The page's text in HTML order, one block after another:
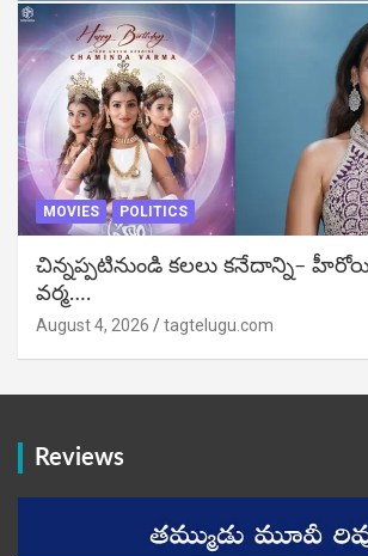
MOVIES POLITICS
చిన్నప్పటినుండి కలలు కనేదాన్ని–
వర్మ….
August 4, 2026 tagtelugu.com
Reviews